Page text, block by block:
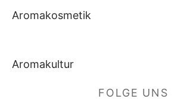
Aromakosmetik
Aromakultur
FOLGE UNS